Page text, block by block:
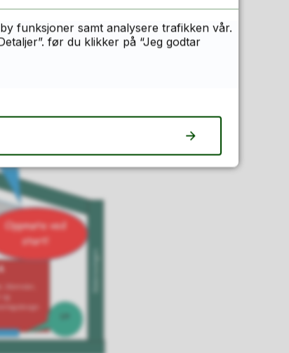
funksjoner samt analysere trafikken vår.
før du klikker på “Jeg godtar